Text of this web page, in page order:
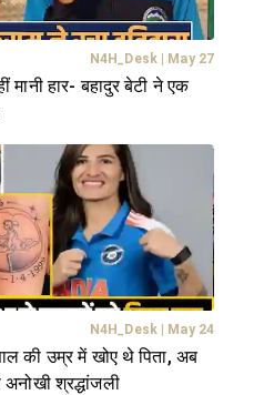
N4H_Desk| May 27
मानी हार- बहादुर बेटी ने एक
N4H_Desk| May 24
की उम्र में खोए थे पिता, अब
श्रद्धांजली